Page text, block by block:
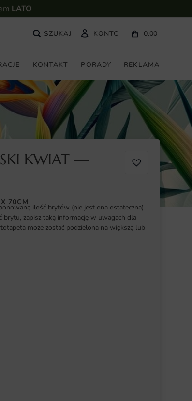
LATO
KONTO 0.00
KONTAKT PORADY REKLAMA
KWIAT —
70CM
ilość brytów (nie jest ona ostateczna).
brytu, zapisz taką informację w uwagach dla
może zostać podzielona na większą lub